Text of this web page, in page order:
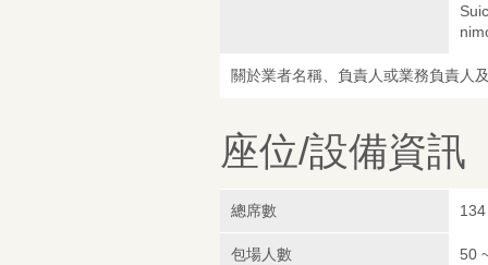
關於業者名稱、負責人或業務負責人
座位/設備資訊
總席數 134
包場人數 50